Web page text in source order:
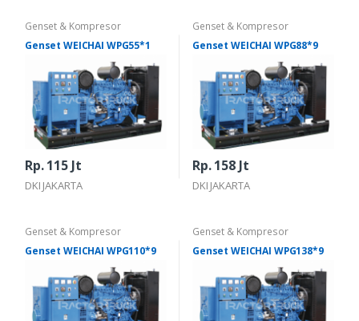
Genset & Kompresor
Genset WEICHAI WPG55*1
Rp. 115 Jt
DKI JAKARTA
Genset & Kompresor
Genset WEICHAI WPG88*9
Rp. 158 Jt
DKI JAKARTA
Genset & Kompresor
Genset WEICHAI WPG110*9
Genset & Kompresor
Genset WEICHAI WPG138*9